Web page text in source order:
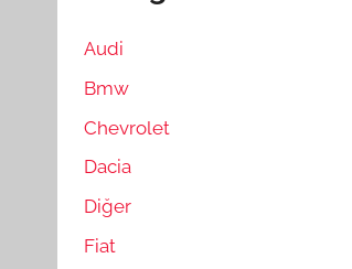
Audi
Bmw
Chevrolet
Dacia
Diğer
Fiat